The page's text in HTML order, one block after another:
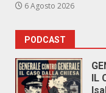
6 Agosto 2026
PODCAST
IL